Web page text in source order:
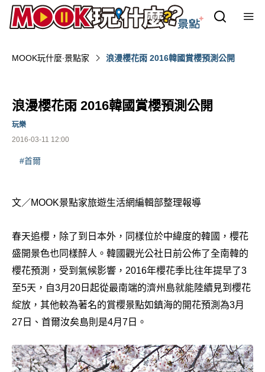
MOOK玩什麼‧景點家 浪漫櫻花雨 2016韓國賞櫻預測公開
浪漫櫻花雨 2016韓國賞櫻預測公開
2016-03-11 12:00
玩樂
#首爾
文／MOOK景點家旅遊生活網編輯部整理報導
春天追櫻，除了到日本外，同樣位於中緯度的韓國，櫻花
盛開景色也同樣醉人。韓國觀光公社日前公佈了全南韓的
櫻花預測，受到氣候影響，2016年櫻花季比往年提早了3
至5天，自3月20日起從最南端的濟州島就能陸續見到櫻花
綻放，其他較為著名的賞櫻景點如鎮海的開花預測為3月
27日、首爾汝矣島則是4月7日。